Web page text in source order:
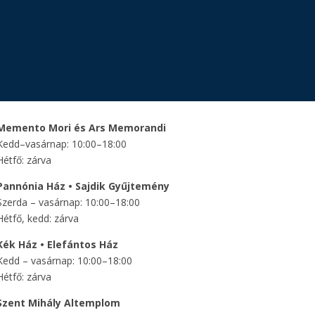
Mori és Ars Memorandi
10:00–18:00
zárva
Ház • Sajdik Gyűjtemény
– vasárnap: 10:00–18:00
kedd: zárva
Ház • Elefántos Ház
– vasárnap: 10:00–18:00
zárva
Mihály Altemplom